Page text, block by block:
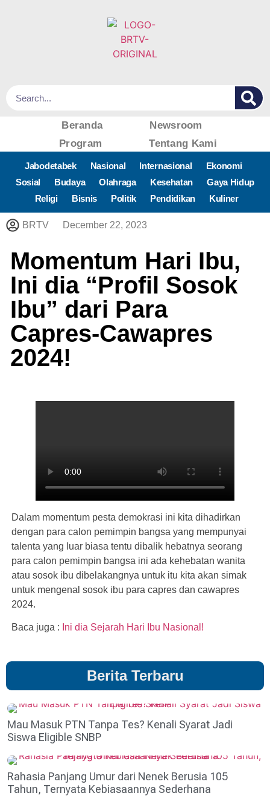
Beranda
Newsroom
Program
Tentang Kami
Jabodetabek Nasional Internasional
Ekonomi
Sosial
Budaya Olahraga Kesehatan
Gaya Hidup
Religi
Bisnis Politik Pendidikan Kuliner
BRTV December 22, 2023
Momentum Hari Ibu,
Ini dia “Profil Sosok
Ibu” dari Para
Capres-Cawapres
2024!
Dalam momentum pesta demokrasi ini kita dihadirkan
dengan para calon pemimpin bangsa yang mempunyai
talenta yang luar biasa tentu dibalik hebatnya seorang
para calon pemimpin bangsa ini ada kehebatan wanita
atau sosok ibu dibelakangnya untuk itu kita akan simak
untuk mengenal sosok ibu para capres dan cawapres
2024.
Baca juga : Ini dia Sejarah Hari Ibu Nasional!
Berita Terbaru
Mau Masuk PTN Tanpa Tes? Kenali Syarat Jadi
Siswa Eligible SNBP
Rahasia Panjang Umur dari Nenek Berusia 105
Tahun, Ternyata Kebiasaannya Sederhana